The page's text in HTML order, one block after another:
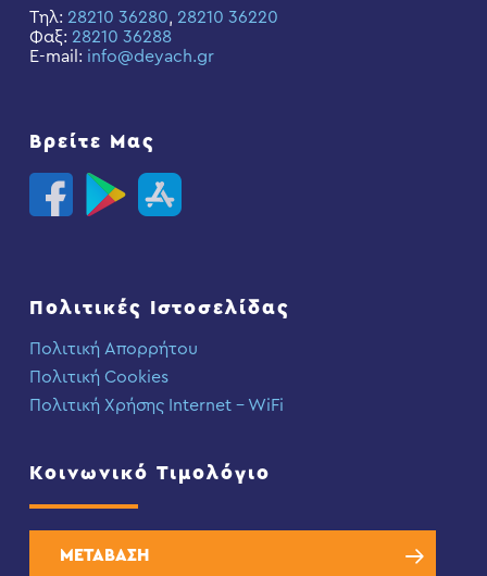
Τηλ: 28210 36280, 28210 36220
Φαξ: 28210 36288
E-mail: info@deyach.gr
Βρείτε Μας
Πολιτικές Ιστοσελίδας
Πολιτική Απορρήτου
Πολιτική Cookies
Πολιτική Χρήσης Internet – WiFi
Κοινωνικό Τιμολόγιο
ΜΕΤΑΒΑΣΗ